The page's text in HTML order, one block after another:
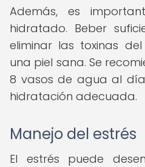
Además, es
hidratado. Beber
eliminar las toxinas
una piel sana. Se
8 vasos de agua al
hidratación adecuada.
Manejo del estrés
El estrés puede